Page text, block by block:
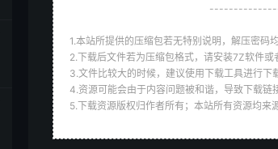
1.本站所提供的压缩包若无特别说明，解压密码
2.下载后文件若为压缩包格式，请安装7Z软件
3.文件比较大的时候，建议使用下载工具进行
4.资源可能会由于内容问题被和谐，导致下载
5.下载资源版权归作者所有；本站所有资源均来